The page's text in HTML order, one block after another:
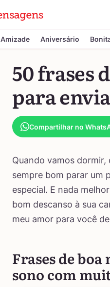
Amizade Aniversário
50 frases
para
Compartilhar no
Quando vamos
sempre bom parar um
especial. E nada
bom descanso à sua
meu amor para você
Frases de
sono com